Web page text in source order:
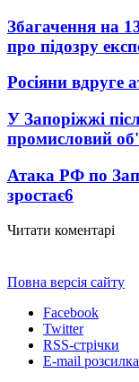
Збагачення на
про підозру
Росіяни
У Запоріжжі
промисловий
Атака РФ по
зростає6
Читати коментарі
Повна версія сайту
Facebook
Twitter
RSS-стрічки
E-mail розсилка